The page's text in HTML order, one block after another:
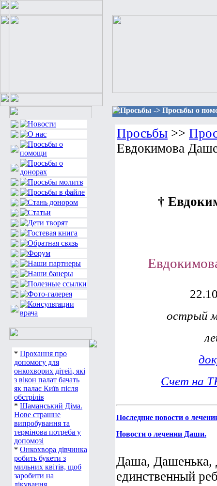
* Прохання про
допомогу для
онкохворих дітей, які
з вікон палат бачать
як палає Київ після
обстрілів
* Шаманський Діма.
Нове страшне
випробування та
термінова потреба у
допомозі
* Онкохвора дівчинка
робить букети з
мильних квітів, щоб
заробити на
лікування
Просьбы -> Просьбы о
Просьбы >>
Евдокимова
†
острый
Счет на
Последние новости о
Новости о лечении Даши.
Даша,
единственный